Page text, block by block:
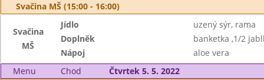
Svačina MŠ (15:00 - 16:00)
Svačina
MŠ
Jídlo
uzený sýr, rama
Doplněk
banketka ,1/2
Nápoj
aloe vera
Menu
Chod
Čtvrtek 5. 5. 2022